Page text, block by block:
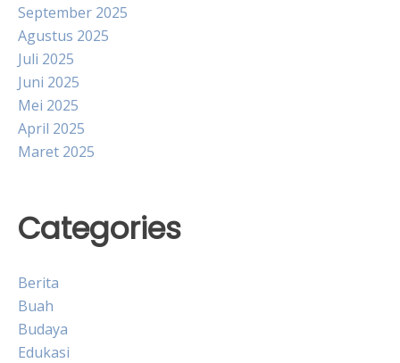
September 2025
Agustus 2025
Juli 2025
Juni 2025
Mei 2025
April 2025
Maret 2025
Categories
Berita
Buah
Budaya
Edukasi